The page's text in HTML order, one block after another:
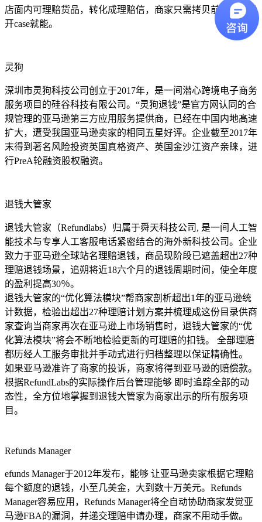
店面内可理赔货品，转化成理赔信，商家只需拷贝前去亚马逊
开case就能。
灵狗
深圳市灵狗科技公司创立于2017年，是一间潜心跨境电子商务
服务项目的硅谷科技有限公司。“灵狗退钱”是官方网认同的合
规管理的亚马逊第三方应用服务提供商，已经在中国内地髙速
扩大，遭受我国亚马逊卖家的相同五星好评。企业截至2017年
末得到著名风险投资英国真格资产、英国金沙江资产亲睐，进
行PreA轮融资股权融资。
退钱大管家
退钱大管家（Refundlabs）归属于舜天科技公司, 是一间人工智
能技术与专享人工客服电话紧密结合的海外新科技公司。企业
致力于亚马逊全球站名理赔退钱，商品现阶段已遮盖超出27种
理赔退钱场景，追朔将近18六个月的退钱周期时间，使全年度
的盈利提高30％。
退钱大管家的“优化算法模块”帮商家剖析超出1年的亚马逊统
计数据，检验出超出27种理赔计划方案并梳理成这份目录供商
家查询当商家再次在亚马逊上市场销售时，退钱大管家的“优
化算法模块”将会不断地检验更新的可理赔的扣钱。 全部理赔
都历经人工服务审批并手动式进行归档整理以保证精确性。
如果亚马逊准许了商家的投诉，商家将得到亚马逊的赔偿款。
根据RefundLabs的实际操作后台管理能够 即时追踪全部的动
态性，全方位地掌握到退钱大管家为商家出示的所有服务项
目。
Refunds Manager
efunds Manager于2012年发布，能够 让亚马逊卖家根据它理赔
每个额度的退钱，小至几美金，大到数十万美元。Refunds
Manager容易应用，Refunds Manager将全自动协助商家发觉亚
马逊FBA的漏洞，并递交理赔申请办理，商家不用动手做。